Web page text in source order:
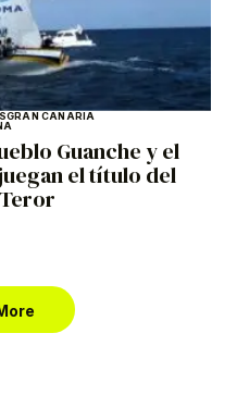
GRAN CANARIA
Guanche y el
el título del